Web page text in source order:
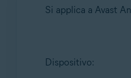
Si applica a Avast
Prodotti:
Dispositivo: